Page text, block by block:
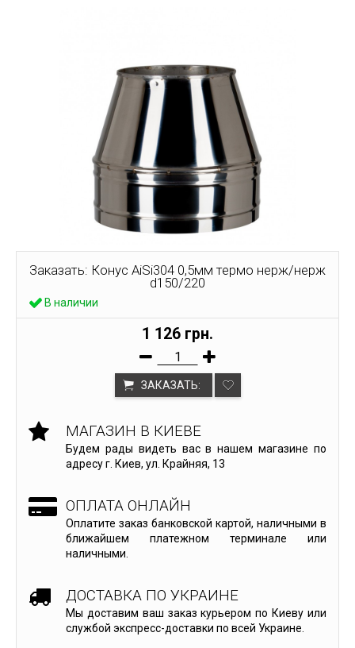
Заказать: Конус AiSi304 0,5мм термо нерж/нерж
d150/220
В наличии
1 126 грн.
ЗАКАЗАТЬ:
МАГАЗИН В КИЕВЕ
Будем рады видеть вас в нашем магазине по
адресу г. Киев, ул. Крайняя, 13
ОПЛАТА ОНЛАЙН
Оплатите заказ банковской картой, наличными в
ближайшем платежном терминале или
наличными.
ДОСТАВКА ПО УКРАИНЕ
Мы доставим ваш заказ курьером по Киеву или
службой экспресс-доставки по всей Украине.